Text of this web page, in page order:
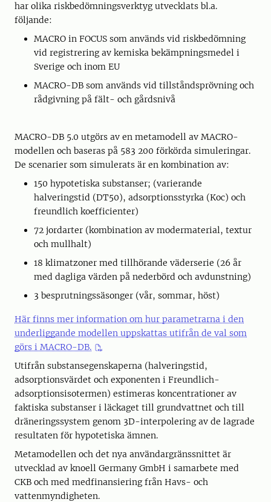
har olika riskbedömningsverktyg utvecklats bl.a.
följande:
MACRO in FOCUS som används vid riskbedömning
vid registrering av kemiska bekämpningsmedel i
Sverige och inom EU
MACRO-DB som används vid tillståndsprövning och
rådgivning på fält- och gårdsnivå
MACRO-DB 5.0 utgörs av en metamodell av MACRO-
modellen och baseras på 583 200 förkörda simuleringar.
De scenarier som simulerats är en kombination av:
150 hypotetiska substanser; (varierande
halveringstid (DT50), adsorptionsstyrka (Koc) och
freundlich koefficienter)
72 jordarter (kombination av modermaterial, textur
och mullhalt)
18 klimatzoner med tillhörande väderserie (26 år
med dagliga värden på nederbörd och avdunstning)
3 besprutningssäsonger (vår, sommar, höst)
Här finns mer information om hur parametrarna i den
underliggande modellen uppskattas utifrån de val som
görs i MACRO-DB.
Utifrån substansegenskaperna (halveringstid,
adsorptionsvärdet och exponenten i Freundlich-
adsorptionsisotermen) estimeras koncentrationer av
faktiska substanser i läckaget till grundvattnet och till
dräneringssystem genom 3D-interpolering av de lagrade
resultaten för hypotetiska ämnen.
Metamodellen och det nya användargränssnittet är
utvecklad av knoell Germany GmbH i samarbete med
CKB och med medfinansiering från Havs- och
vattenmyndigheten.